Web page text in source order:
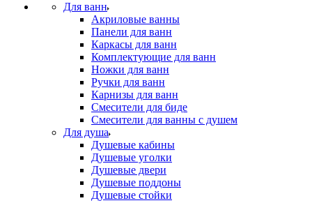
Для ванн
Акриловые ванны
Панели для ванн
Каркасы для ванн
Комплектующие для ванн
Ножки для ванн
Ручки для ванн
Карнизы для ванн
Смесители для биде
Смесители для ванны с душем
Для душа
Душевые кабины
Душевые уголки
Душевые двери
Душевые поддоны
Душевые стойки